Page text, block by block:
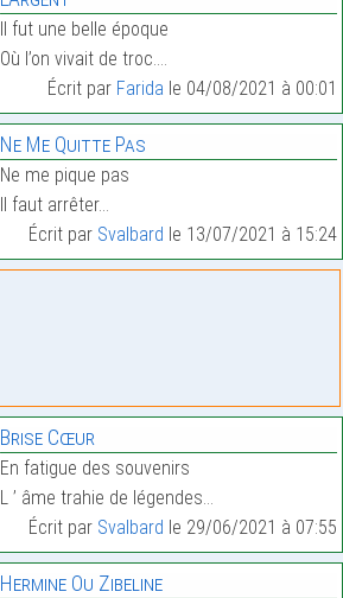
Il fut une belle époque
Où l’on vivait de troc.…
Écrit par Farida le 04/08/2021 à 00:01
Ne Me Quitte Pas
Ne me pique pas
Il faut arrêter…
Écrit par Svalbard le 13/07/2021 à 15:24
Brise Cœur
En fatigue des souvenirs
L ’ âme trahie de légendes…
Écrit par Svalbard le 29/06/2021 à 07:55
Hermine Ou Zibeline